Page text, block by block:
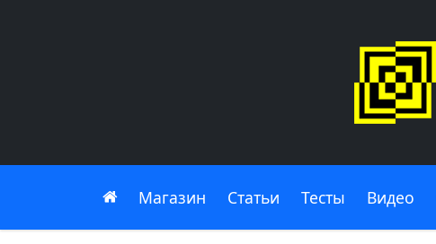
Главная
Магазин Статьи Тесты Видео